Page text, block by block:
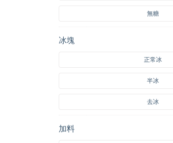
無糖
冰塊
正常冰
半冰
去冰
加料